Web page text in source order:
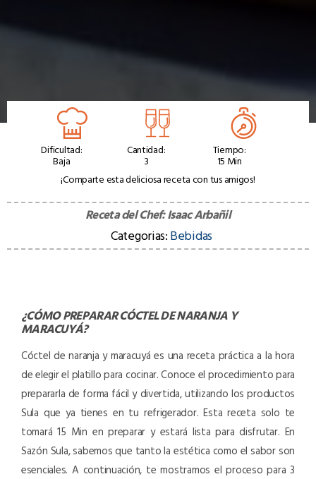
Dificultad:
Baja
Cantidad:
3
Tiempo:
15 Min
¡Comparte esta deliciosa receta con tus amigos!
Receta del Chef:Isaac Arbañil
Categorias:Bebidas
¿CÓMO PREPARARCÓCTEL DE NARANJA Y
MARACUYÁ?
Cóctel de naranja y maracuyá es una receta práctica a la hora
de elegir el platillo para cocinar. Conoce el procedimiento para
prepararla de forma fácil y divertida, utilizando los productos
Sula que ya tienes en tu refrigerador. Esta receta solo te
tomará 15 Min en preparar y estará lista para disfrutar. En
Sazón Sula, sabemos que tanto la estética como el sabor son
esenciales. A continuación, te mostramos el proceso para 3